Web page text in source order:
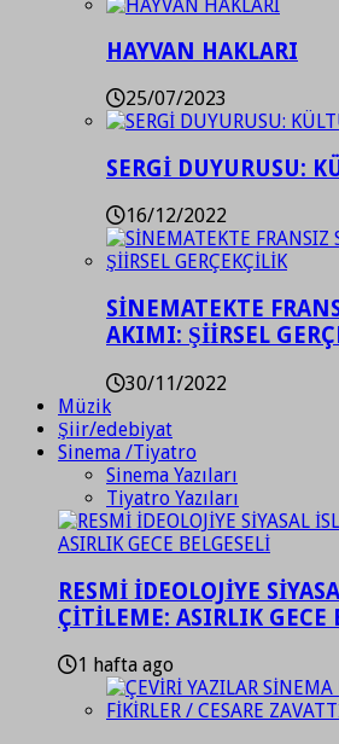
HAYVAN HAKLARI
25/07/2023
SERGİ DUYURUSU:
16/12/2022
SİNEMATEKTE
AKIMI: ŞİİRSEL
30/11/2022
Müzik
Şiir/edebiyat
Sinema /Tiyatro
Sinema Yazıları
Tiyatro Yazıları
RESMİ İDEOLOJİYE
ÇİTİLEME: ASIRLIK GECE
1 hafta ago